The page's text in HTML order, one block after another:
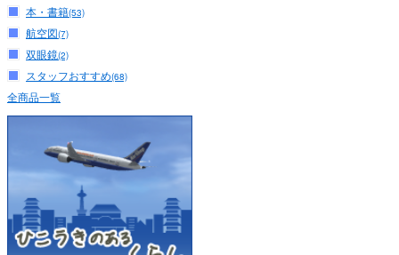
本・書籍(53)
航空図(7)
双眼鏡(2)
スタッフおすすめ(68)
全商品一覧